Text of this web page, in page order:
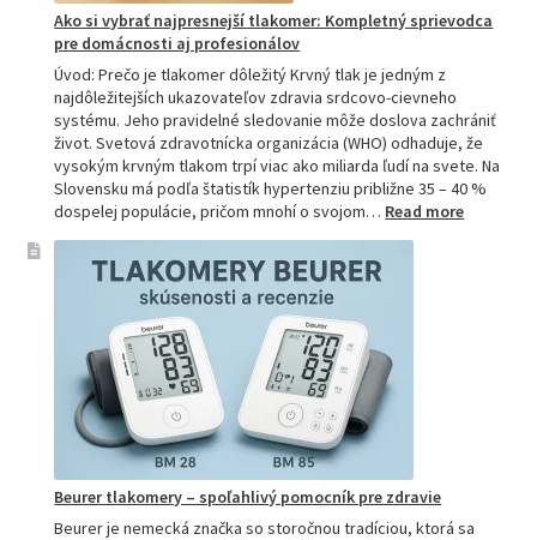
Ako si vybrať najpresnejší tlakomer: Kompletný sprievodca
pre domácnosti aj profesionálov
Úvod: Prečo je tlakomer dôležitý Krvný tlak je jedným z
najdôležitejších ukazovateľov zdravia srdcovo-cievneho
systému. Jeho pravidelné sledovanie môže doslova zachrániť
život. Svetová zdravotnícka organizácia (WHO) odhaduje, že
vysokým krvným tlakom trpí viac ako miliarda ľudí na svete. Na
Slovensku má podľa štatistík hypertenziu približne 35 – 40 %
dospelej populácie, pričom mnohí o svojom… Read more:
Beurer tlakomery – spoľahlivý pomocník pre zdravie
Beurer je nemecká značka so storočnou tradíciou, ktorá sa